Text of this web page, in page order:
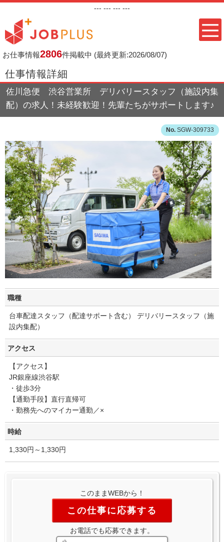
--- --- --- ---
お仕事情報2806件掲載中 (最終更新:2026/08/07)
仕事情報詳細
佐川急便 渋谷営業所 デリバリースタッフ（施設内集
配）の求人！未経験歓迎！先輩たちがサポートします♪
SGW-309733
職種
台車配達スタッフ（配達サポート含む） デリバリースタッフ（施
設内集配）
アクセス
【アクセス】
JR銀座線渋谷駅
・徒歩3分
【通勤手段】直行直帰可
・勤務先へのマイカー通勤／×
時給
1,330円～1,330円
このままWEBから！
この仕事に応募する
お電話でも応募できます。